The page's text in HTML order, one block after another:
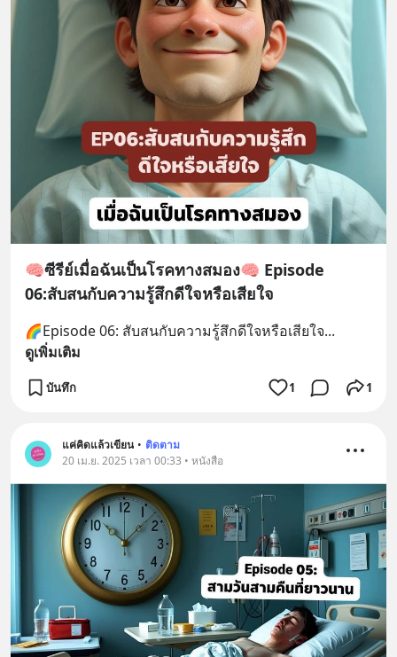
🧠ซีรีย์เมื่อฉันเป็นโรคทางสมอง🧠 Episode
06:สับสนกับความรู้สึกดีใจหรือเสียใจ
🌈Episode 06: สับสนกับความรู้สึกดีใจหรือเสียใจ...
ดูเพิ่มเติม
บันทึก 1 1
แค่คิดแล้วเขียน • ติดตาม
20 เม.ย. 2025 เวลา 00:33 • หนังสือ